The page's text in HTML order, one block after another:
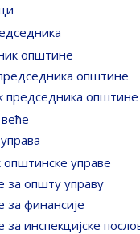
општине
општине
председника општине
управе
општу управу
финансије
инспекцијске